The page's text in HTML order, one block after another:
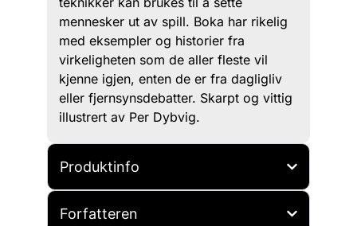
mennesker ut av spill. Boka har rikelig
med eksempler og historier fra
virkeligheten som de aller fleste vil
kjenne igjen, enten de er fra dagligliv
eller fjernsynsdebatter. Skarpt og vittig
illustrert av Per Dybvig.
Produktinfo
Forfatteren